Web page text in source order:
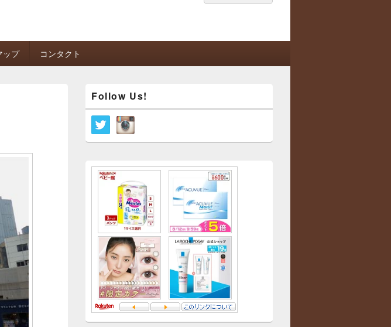
索: 索
ップ コンタクト
イ
ン
サ
ド
Follow Us!